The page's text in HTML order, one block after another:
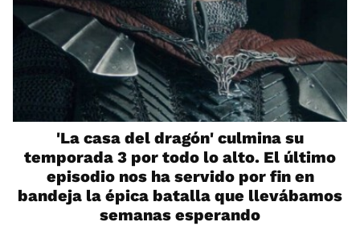
'La casa del dragón' culmina su
temporada 3 por todo lo alto. El último
episodio nos ha servido por fin en
bandeja la épica batalla que llevábamos
semanas esperando